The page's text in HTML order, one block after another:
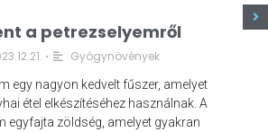
a petrezselyemről
• Gyógynövények
egy nagyon kedvelt fűszer, amelyet
étel elkészítéséhez használnak. A
egyfajta zöldség, amelyet gyakran